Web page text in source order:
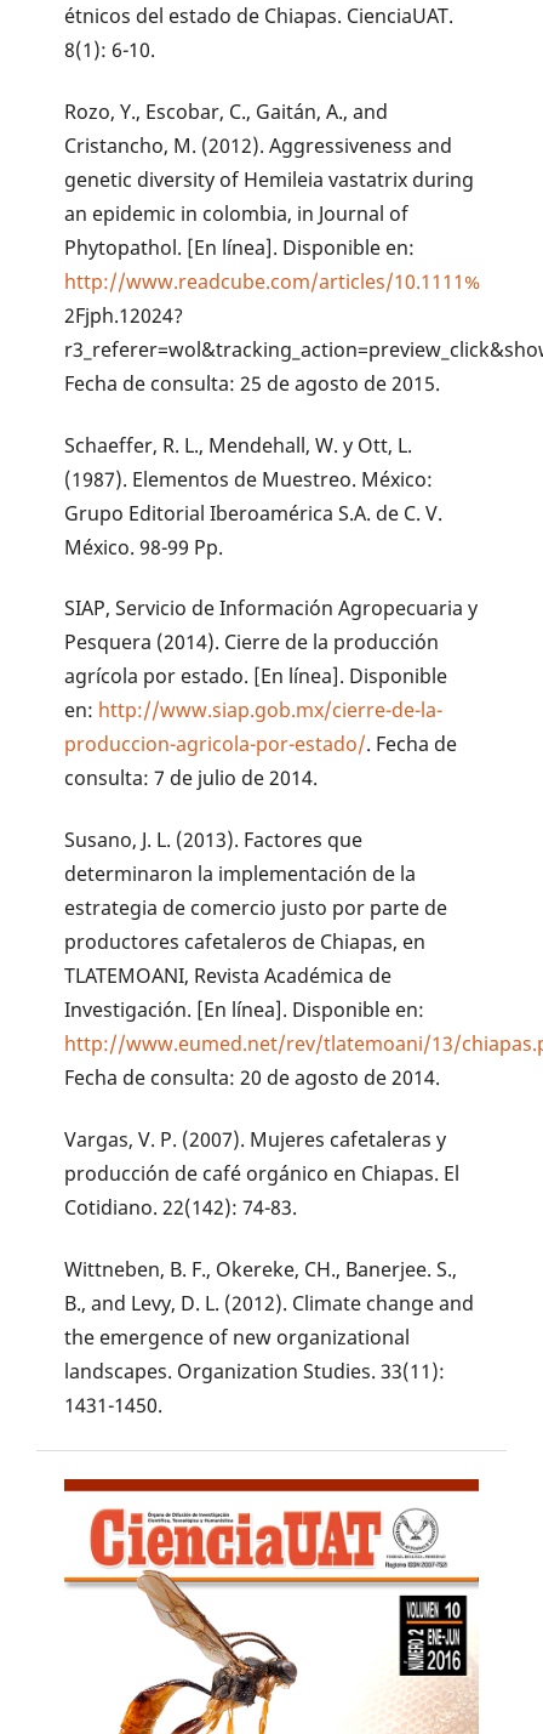
étnicos del estado de Chiapas. CienciaUAT.
8(1): 6-10.
Rozo, Y., Escobar, C., Gaitán, A., and
Cristancho, M. (2012). Aggressiveness and
genetic diversity of Hemileia vastatrix during
an epidemic in colombia, in Journal of
Phytopathol. [En línea]. Disponible en:
http://www.readcube.com/articles/10.1111%
2Fjph.12024?
Fecha de consulta: 25 de agosto de 2015.
Schaeffer, R. L., Mendehall, W. y Ott, L.
(1987). Elementos de Muestreo. México:
Grupo Editorial Iberoamérica S.A. de C. V.
México. 98-99 Pp.
SIAP, Servicio de Información Agropecuaria y
Pesquera (2014). Cierre de la producción
agrícola por estado. [En línea]. Disponible
en: http://www.siap.gob.mx/cierre-de-la-
produccion-agricola-por-estado/. Fecha de
consulta: 7 de julio de 2014.
Susano, J. L. (2013). Factores que
determinaron la implementación de la
estrategia de comercio justo por parte de
productores cafetaleros de Chiapas, en
TLATEMOANI, Revista Académica de
Investigación. [En línea]. Disponible en:
http://www.eumed.net/rev/tlatemoani/13/
Fecha de consulta: 20 de agosto de 2014.
Vargas, V. P. (2007). Mujeres cafetaleras y
producción de café orgánico en Chiapas. El
Cotidiano. 22(142): 74-83.
Wittneben, B. F., Okereke, CH., Banerjee. S.,
B., and Levy, D. L. (2012). Climate change and
the emergence of new organizational
landscapes. Organization Studies. 33(11):
1431-1450.